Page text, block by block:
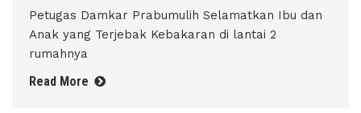
Petugas Damkar Prabumulih Selamatkan Ibu dan
Anak yang Terjebak Kebakaran di lantai 2
rumahnya
Read More